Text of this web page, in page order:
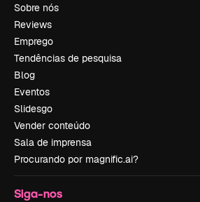
Sobre nós
Reviews
Emprego
Tendências de pesquisa
Blog
Eventos
Slidesgo
Vender conteúdo
Sala de imprensa
Procurando por magnific.ai?
Siga-nos